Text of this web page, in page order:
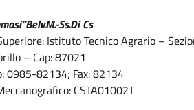
Ss.Di Cs
Istituto Tecnico Agrario –
– Cap: 87021
0985-82134; Fax: 82134
CSTA01002T